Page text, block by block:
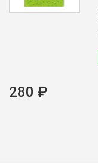
280 ₽